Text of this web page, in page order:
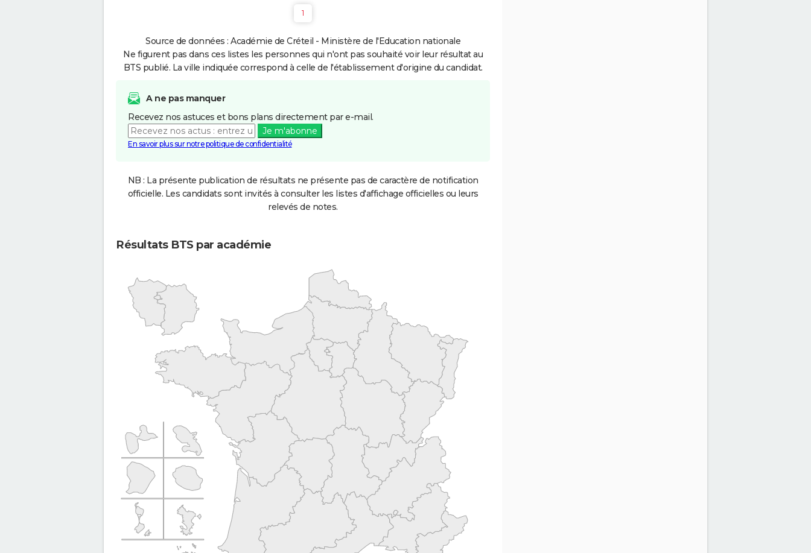
1
Source de données : Académie de Créteil - Ministère de l'Education nationale
Ne figurent pas dans ces listes les personnes qui n'ont pas souhaité voir leur résultat au
BTS publié. La ville indiquée correspond à celle de l'établissement d'origine du candidat.
A ne pas manquer
Recevez nos astuces et bons plans directement par e-mail.
Je m'abonne
En savoir plus sur notre politique de confidentialité
NB : La présente publication de résultats ne présente pas de caractère de notification
officielle. Les candidats sont invités à consulter les listes d'affichage officielles ou leurs
relevés de notes.
Résultats BTS par académie